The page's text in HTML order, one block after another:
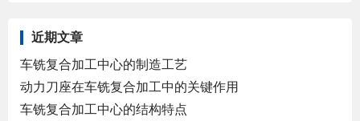
近期文章
车铣复合加工中心的制造工艺
动力刀座在车铣复合加工中的关键作用
车铣复合加工中心的结构特点